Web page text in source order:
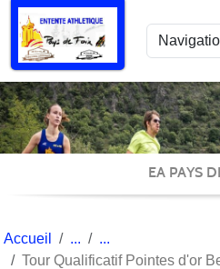
EA PAYS
Accueil
Tour Qualificatif Pointes d'or
Panneau de gestion des cookies